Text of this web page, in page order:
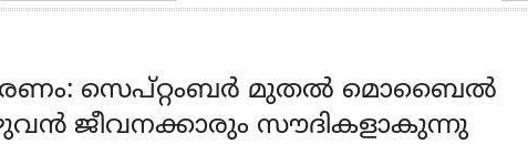
സെപ്റ്റംബര്‍ മുതല്‍ മൊബൈല്‍
ജീവനക്കാരും സൗദികളാകുന്നു